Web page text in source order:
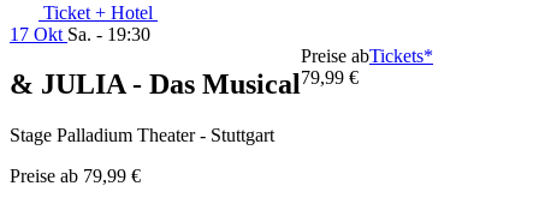
Ticket + Hotel
17 Okt Sa. - 19:30
& JULIA - Das Musical
Stage Palladium Theater - Stuttgart
Preise ab 79,99 €
Preise ab
79,99 €
Tickets*